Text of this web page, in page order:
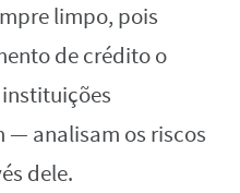
limpo, pois
de crédito o
— analisam os riscos
dele.